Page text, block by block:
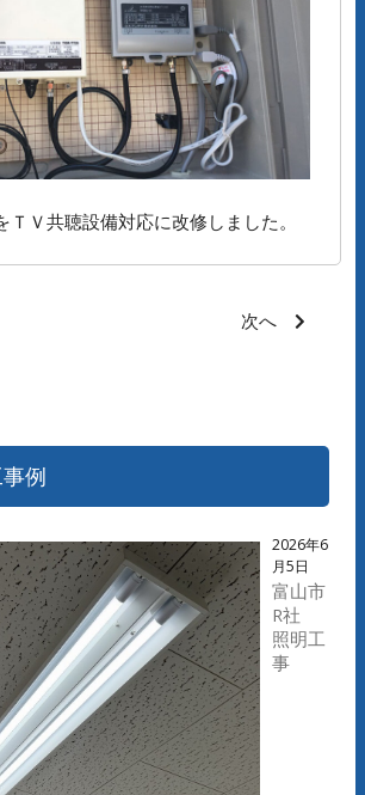
ＴＶ共聴設備対応に改修しました。
次へ
例
2026年6
月5日
富山市
R社
照明工
事